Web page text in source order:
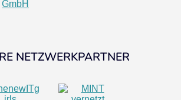
NETZWERKPARTNER